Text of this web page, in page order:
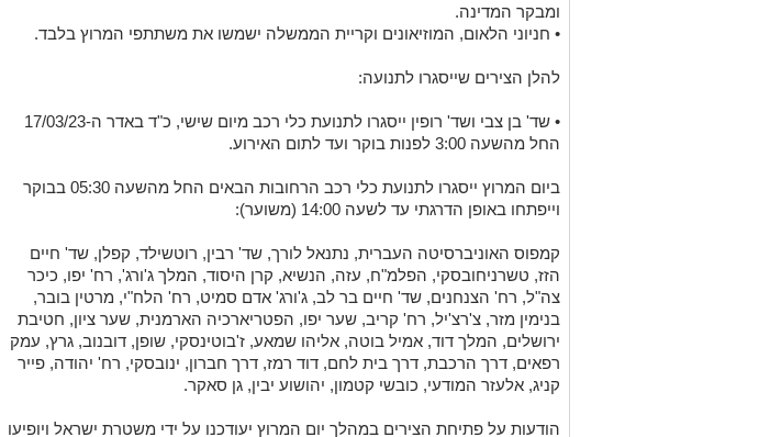
ומבקר המדינה.
• חניוני הלאום, המוזיאונים וקריית הממשלה ישמשו את משתתפי המרוץ בלבד.
להלן הצירים שייסגרו לתנועה:
• שד' בן צבי ושד' רופין ייסגרו לתנועת כלי רכב מיום שישי, כ"ד באדר ה-17/03/23
החל מהשעה 3:00 לפנות בוקר ועד לתום האירוע.
ביום המרוץ ייסגרו לתנועת כלי רכב הרחובות הבאים החל מהשעה 05:30 בבוקר
וייפתחו באופן הדרגתי עד לשעה 14:00 (משוער):
קמפוס האוניברסיטה העברית, נתנאל לורך, שד' רבין, רוטשילד, קפלן, שד' חיים
הזז, טשרניחובסקי, הפלמ"ח, עזה, הנשיא, קרן היסוד, המלך ג'ורג', רח' יפו, כיכר
צה"ל, רח' הצנחנים, שד' חיים בר לב, ג'ורג' אדם סמיט, רח' הלח"י, מרטין בובר,
בנימין מזר, צ'רצ'יל, רח' קריב, שער יפו, הפטריארכיה הארמנית, שער ציון, חטיבת
ירושלים, המלך דוד, אמיל בוטה, אליהו שמאע, ז'בוטינסקי, שופן, דובנוב, גרץ, עמק
רפאים, דרך הרכבת, דרך בית לחם, דוד רמז, דרך חברון, ינובסקי, רח' יהודה, פייר
קניג, אלעזר המודעי, כובשי קטמון, יהושוע יבין, גן סאקר.
הודעות על פתיחת הצירים במהלך יום המרוץ יעודכנו על ידי משטרת ישראל ויופיעו